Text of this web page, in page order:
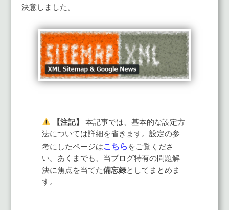
決意しました。
【注記】
本記事では、基本的な設定方
法については詳細を省きます。設定の参
考にしたページはこちら をご覧くださ
い。あくまでも、当ブログ特有の問題解
決に焦点を当てた備忘録としてまとめま
す。